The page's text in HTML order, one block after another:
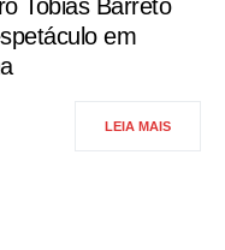
Tobias Barreto
em
LEIA MAIS